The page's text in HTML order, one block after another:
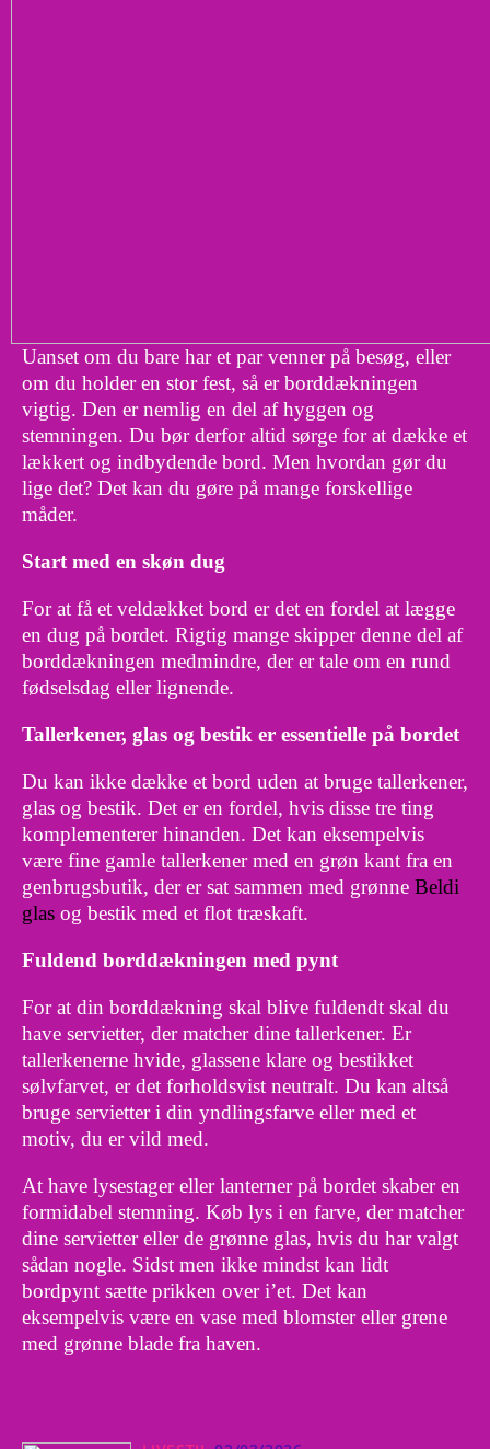
Uanset om du bare har et par venner på besøg, eller
om du holder en stor fest, så er borddækningen
vigtig. Den er nemlig en del af hyggen og
stemningen. Du bør derfor altid sørge for at dække et
lækkert og indbydende bord. Men hvordan gør du
lige det? Det kan du gøre på mange forskellige
måder.
Start med en skøn dug
For at få et veldækket bord er det en fordel at lægge
en dug på bordet. Rigtig mange skipper denne del af
borddækningen medmindre, der er tale om en rund
fødselsdag eller lignende.
Tallerkener, glas og bestik er essentielle på bordet
Du kan ikke dække et bord uden at bruge tallerkener,
glas og bestik. Det er en fordel, hvis disse tre ting
komplementerer hinanden. Det kan eksempelvis
være fine gamle tallerkener med en grøn kant fra en
genbrugsbutik, der er sat sammen med grønne Beldi
glas og bestik med et flot træskaft.
Fuldend borddækningen med pynt
For at din borddækning skal blive fuldendt skal du
have servietter, der matcher dine tallerkener. Er
tallerkenerne hvide, glassene klare og bestikket
sølvfarvet, er det forholdsvist neutralt. Du kan altså
bruge servietter i din yndlingsfarve eller med et
motiv, du er vild med.
At have lysestager eller lanterner på bordet skaber en
formidabel stemning. Køb lys i en farve, der matcher
dine servietter eller de grønne glas, hvis du har valgt
sådan nogle. Sidst men ikke mindst kan lidt
bordpynt sætte prikken over i’et. Det kan
eksempelvis være en vase med blomster eller grene
med grønne blade fra haven.